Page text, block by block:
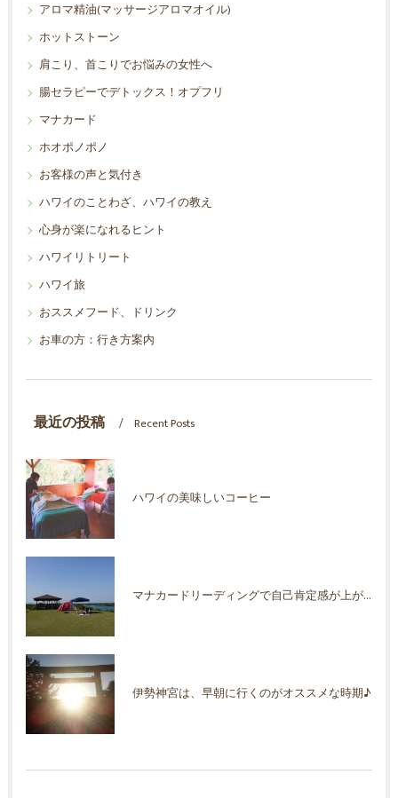
アロマ精油(マッサージアロマオイル)
ホットストーン
肩こり、首こりでお悩みの女性へ
腸セラピーでデトックス！オプフリ
マナカード
ホオポノポノ
お客様の声と気付き
ハワイのことわざ、ハワイの教え
心身が楽になれるヒント
ハワイリトリート
ハワイ旅
おススメフード、ドリンク
お車の方：行き方案内
最近の投稿 Recent Posts
ハワイの美味しいコーヒー
マナカードリーディングで自己肯定感が上がった！
伊勢神宮は、早朝に行くのがオススメな時期♪